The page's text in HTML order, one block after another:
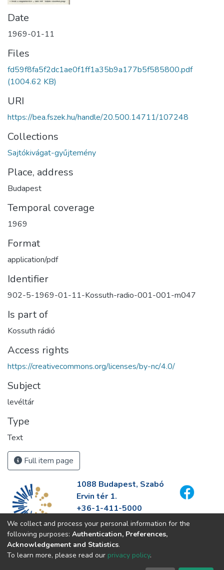
Date
1969-01-11
Files
fd59f8fa5f2dc1ae0f1ff1a35b9a177b5f585800.pdf
(1004.62 KB)
URI
https://bea.fszek.hu/handle/20.500.14711/107248
Collections
Sajtókivágat-gyűjtemény
Place, address
Budapest
Temporal coverage
1969
Format
application/pdf
Identifier
902-5-1969-01-11-Kossuth-radio-001-001-m047
Is part of
Kossuth rádió
Access rights
https://creativecommons.org/licenses/by-nc/4.0/
Subject
levéltár
Type
Text
Full item page
1088 Budapest, Szabó
Ervin tér 1.
+36-1-411-5000
info@fszek.hu
https://fszek.hu
We collect and process your personal information for the
following purposes: Authentication, Preferences,
Acknowledgement and Statistics.
To learn more, please read our privacy policy.